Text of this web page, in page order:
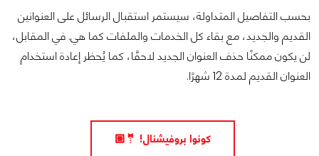
بحسب التفاصيل المتداولة، سيستمر استقبال الرسائل على العنوانين
القديم والجديد، مع بقاء كل الخدمات والملفات كما هي. في المقابل،
لن يكون ممكنًا حذف العنوان الجديد لاحقًا، كما يُحظر إعادة استخدام
العنوان القديم لمدة 12 شهرًا.
كونوا بروفيشنال! 🤵🏼